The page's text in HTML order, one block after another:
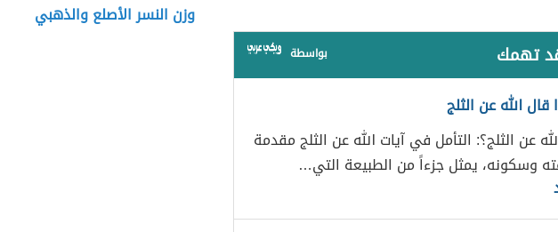
تهمك بواسطة
قال الله عن الثلج
عن الثلج؟: التأمل في آيات الله عن الثلج مقدمة
وسكونه، يمثل جزءاً من الطبيعة التي…
وزن النسر الأصلع والذهبي